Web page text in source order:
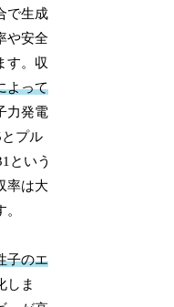
で生成
や安全
す。収
よって
力発電
プル
という
率は大
子のエ
しま